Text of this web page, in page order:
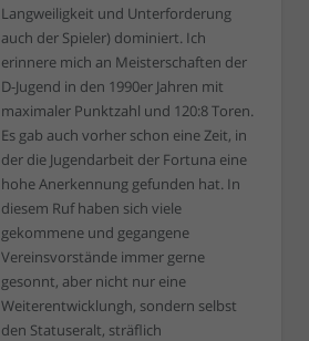
Langweiligkeit und Unterforderung
auch der Spieler) dominiert. Ich
erinnere mich an Meisterschaften der
D-Jugend in den 1990er Jahren mit
maximaler Punktzahl und 120:8 Toren.
Es gab auch vorher schon eine Zeit, in
der die Jugendarbeit der Fortuna eine
hohe Anerkennung gefunden hat. In
diesem Ruf haben sich viele
gekommene und gegangene
Vereinsvorstände immer gerne
gesonnt, aber nicht nur eine
Weiterentwicklungh, sondern selbst
den Statuseralt, sträflich